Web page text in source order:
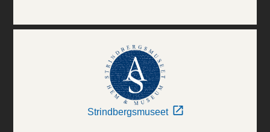
Strindbergsmuseet